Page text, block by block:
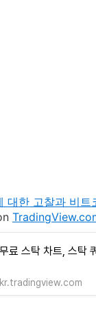
대한 고찰과 비트
kr.tradingview.com